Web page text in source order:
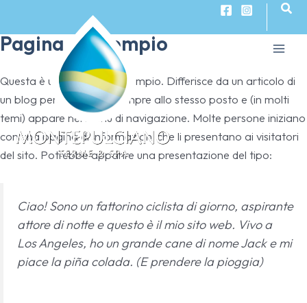
contenuto
Pagina di esempio
Questa è una pagina di esempio. Differisce da un articolo di
un blog perché rimane sempre allo stesso posto e (in molti
temi) appare nel menu di navigazione. Molte persone iniziano
con una pagina di Informazioni che li presentano ai visitatori
del sito. Potrebbe apparire una presentazione del tipo:
Ciao! Sono un fattorino ciclista di giorno, aspirante
attore di notte e questo è il mio sito web. Vivo a
Los Angeles, ho un grande cane di nome Jack e mi
piace la piña colada. (E prendere la pioggia)